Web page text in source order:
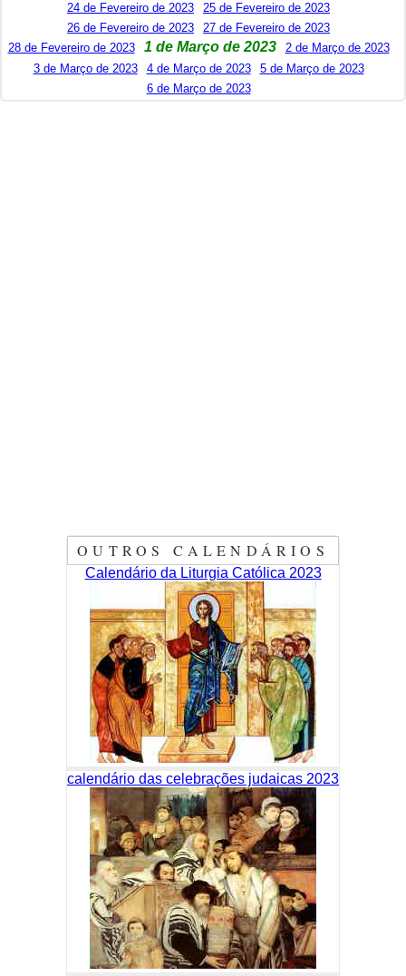
24 de Fevereiro de 2023
25 de Fevereiro de 2023
26 de Fevereiro de 2023
27 de Fevereiro de 2023
28 de Fevereiro de 2023
1 de Março de 2023
2 de Março de 2023
3 de Março de 2023
4 de Março de 2023
5 de Março de 2023
6 de Março de 2023
OUTROS CALENDÁRIOS
Calendário da Liturgia Católica 2023
calendário das celebrações judaicas 2023